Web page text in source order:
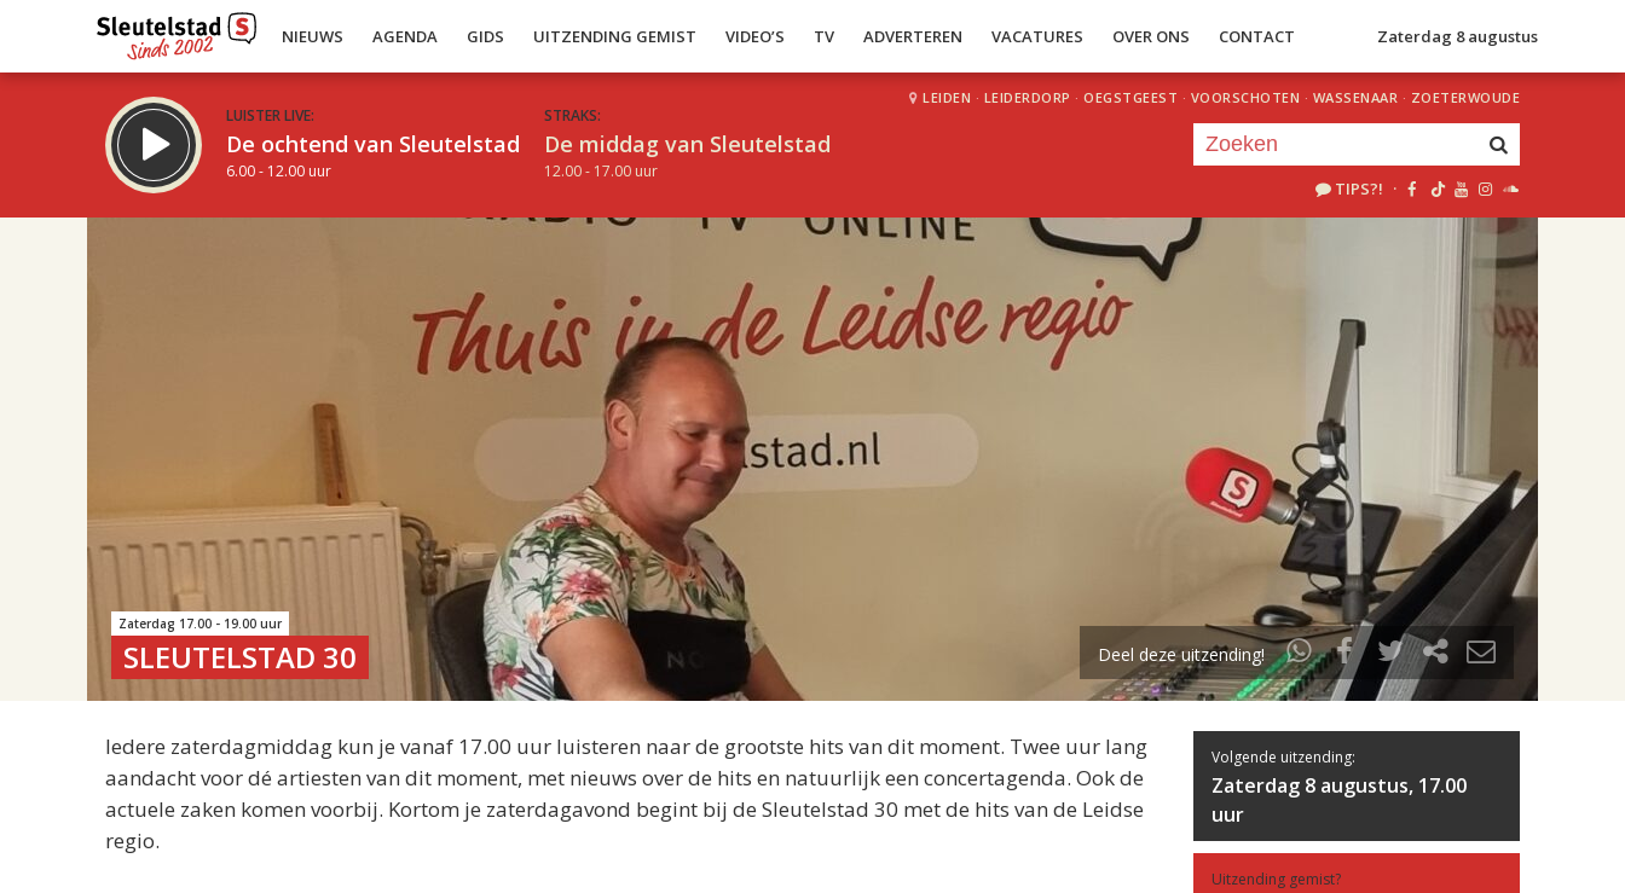
NIEUWS AGENDA GIDS UITZENDING GEMIST VIDEO’S TV ADVERTEREN VACATURES OVER ONS CONTACT Zaterdag 8 augustus
LUISTER LIVE:
De ochtend van Sleutelstad
6.00 - 12.00 uur
STRAKS:
De middag van Sleutelstad
12.00 - 17.00 uur
LEIDEN · LEIDERDORP · OEGSTGEEST · VOORSCHOTEN · WASSENAAR · ZOETERWOUDE
TIPS?! ·
uur 1 van 2
Volgend uur
Zaterdag 17.00 - 19.00 uur
SLEUTELSTAD 30 Deel deze uitzending!
Iedere zaterdagmiddag kun je vanaf 17.00 uur luisteren naar de grootste hits van dit moment. Twee uur lang
aandacht voor dé artiesten van dit moment, met nieuws over de hits en natuurlijk een concertagenda. Ook de
actuele zaken komen voorbij. Kortom je zaterdagavond begint bij de Sleutelstad 30 met de hits van de Leidse
regio.
Volgende uitzending:
Zaterdag 8 augustus, 17.00
uur
Uitzending gemist?